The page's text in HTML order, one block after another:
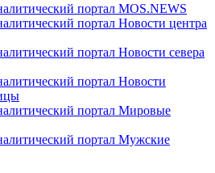
портал MOS.NEWS
портал Новости центра
портал Новости севера
портал Новости
портал Мировые
портал Мужские